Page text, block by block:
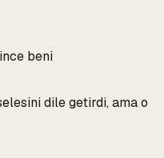
beni
dile getirdi, ama o